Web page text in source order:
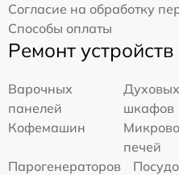
Согласие на обработку
Способы оплаты
Ремонт устройств
Варочных
панелей
Духовых
шкафов
Кофемашин
печей
Парогенераторов